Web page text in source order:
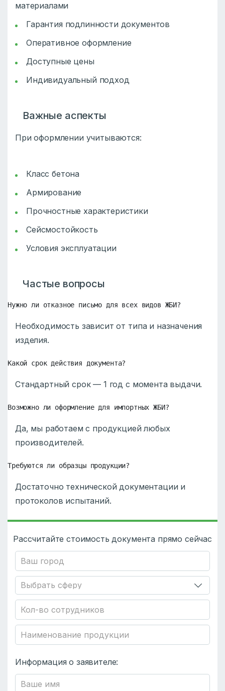
материалами
Гарантия подлинности документов
Оперативное оформление
Доступные цены
Индивидуальный подход
Важные аспекты
При оформлении учитываются:
Класс бетона
Армирование
Прочностные характеристики
Сейсмостойкость
Условия эксплуатации
Частые вопросы
Нужно ли отказное письмо для всех видов ЖБИ?
Необходимость зависит от типа и назначения
изделия.
Какой срок действия документа?
Стандартный срок — 1 год с момента выдачи.
Возможно ли оформление для импортных ЖБИ?
Да, мы работаем с продукцией любых
производителей.
Требуются ли образцы продукции?
Достаточно технической документации и
протоколов испытаний.
Рассчитайте стоимость документа прямо сейчас
Информация о заявителе: